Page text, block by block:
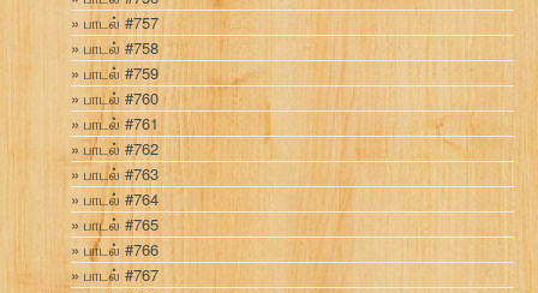
பாடல் #757
பாடல் #758
பாடல் #759
பாடல் #760
பாடல் #761
பாடல் #762
பாடல் #763
பாடல் #764
பாடல் #765
பாடல் #766
பாடல் #767